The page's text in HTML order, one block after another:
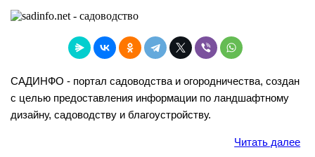
САДИНФО - портал садоводства и огородничества, создан
с целью предоставления информации по ландшафтному
дизайну, садоводству и благоустройству.
Читать далее